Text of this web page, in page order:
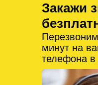
Закажи
минут на
телефона в